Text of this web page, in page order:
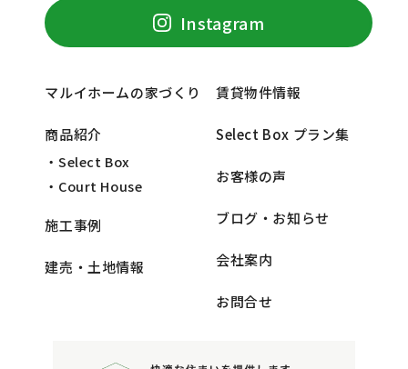
Instagram
マルイホームの家づくり
商品紹介
・Select Box
・Court House
施工事例
建売・土地情報
賃貸物件情報
Select Box プラン集
お客様の声
ブログ・お知らせ
会社案内
お問合せ